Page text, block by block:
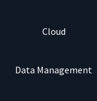
Cloud
Data Management